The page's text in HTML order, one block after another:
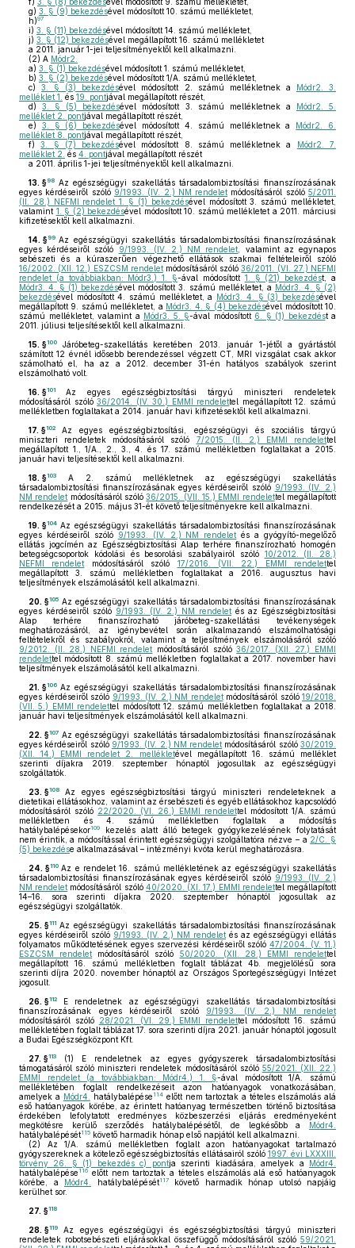
g) 3. § (9) bekezdésével módosított 10. számú mellékletet,
h)97
i) 3. § (11) bekezdésével módosított 14. számú mellékletet,
j) 3. § (12) bekezdésével megállapított 16. számú mellékletet
a 2011. január 1-jei teljesítményektől kell alkalmazni.
(2) A Módr2.
a) 3. § (1) bekezdésével módosított 1. számú mellékletet,
b) 3. § (2) bekezdésével módosított 1/A. számú mellékletet,
c)
3. § (3) bekezdésével módosított 2. számú mellékletnek a Módr2. 3.
melléklet 1. és 19. pontjával megállapított részét,
d)
3. § (5) bekezdésével módosított 3. számú mellékletnek a Módr2. 5.
melléklet 2. pontjával megállapított részét,
e)
3. § (6) bekezdésével módosított 4. számú mellékletnek a Módr2. 6.
melléklet 8. pontjával megállapított részét,
f)
3. § (7) bekezdésével módosított 8. számú mellékletnek a
Módr2. 7.
melléklet 2. és 4. pontjával megállapított részét
a 2011. április 1-jei teljesítményektől kell alkalmazni.
13. §98 Az egészségügyi szakellátás társadalombiztosítási finanszírozásának
egyes kérdéseiről szóló 9/1993. (IV. 2.) NM rendelet módosításáról szóló5/2011.
(II. 28.) NEFMI rendelet 1. § (1) bekezdésével módosított 3. számú mellékletet,
valamint 1. § (2) bekezdésével módosított 10. számú mellékletet a 2011. márciusi
kifizetésektől kell alkalmazni.
14. §99 Az egészségügyi szakellátás társadalombiztosítási finanszírozásának
egyes kérdéseiről szóló
9/1993. (IV. 2.) NM rendelet , valamint az egynapos
sebészeti és a kúraszerűen végezhető ellátások szakmai feltételeiről szóló
16/2002. (XII. 12.) ESZCSM rendeletmódosításáról szóló36/2011. (VI. 27.) NEFMI
rendelet (a továbbiakban: Módr3.) 1. §-ával módosított 1. § (21) bekezdést, a
Módr3. 4. § (1) bekezdésével módosított 3. számú mellékletet, a Módr3. 4. § (2)
bekezdésével módosított 4. számú mellékletet, a Módr3. 4. § (3) bekezdésével
megállapított 9. számú mellékletet, a Módr3. 4. § (4) bekezdésével módosított 10.
számú mellékletet, valamint a Módr3. 5. §-ával módosított 6. § (1) bekezdést a
2011. júliusi teljesítésektől kell alkalmazni.
15. §100
Járóbeteg-szakellátás keretében 2013. január 1-jétől a gyártástól
számított 12 évnél idősebb berendezéssel végzett CT, MRI vizsgálat csak akkor
számolható el, ha az a 2012. december 31-én hatályos szabályok szerint
elszámolható volt.
16. §101
Az egyes egészségbiztosítási tárgyú miniszteri rendeletek
módosításáról szóló36/2014. (IV. 30.) EMMI rendelettel megállapított 12. számú
mellékletben foglaltakat a 2014. január havi kifizetésektől kell alkalmazni.
17. §102
Az egyes egészségbiztosítási, egészségügyi és szociális tárgyú
miniszteri rendeletek módosításáról szóló 7/2015. (II. 2.) EMMI rendelettel
megállapított 1., 1/A., 2., 3., 4. és 17. számú mellékletben foglaltakat a 2015.
január havi teljesítésektől kell alkalmazni.
18. §103
A 2. számú mellékletnek az egészségügyi szakellátás
társadalombiztosítási finanszírozásának egyes kérdéseiről szóló 9/1993. (IV. 2.)
NM rendelet módosításáról szóló36/2015. (VII. 15.) EMMI rendelettel megállapított
rendelkezését a 2015. május 31-ét követő teljesítményekre kell alkalmazni.
19. §104 Az egészségügyi szakellátás társadalombiztosítási finanszírozásának
egyes kérdéseiről szóló 9/1993. (IV. 2.) NM rendelet és a gyógyító-megelőző
ellátás jogcímén az Egészségbiztosítási Alap terhére finanszírozható homogén
betegségcsoportok kódolási és besorolási szabályairól szóló 10/2012. (II. 28.)
NEFMI rendelet módosításáról szóló 17/2016. (VII. 22.) EMMI rendelettel
megállapított 3. számú mellékletben foglaltakat a 2016. augusztus havi
teljesítmények elszámolásától kell alkalmazni.
20. §105 Az egészségügyi szakellátás társadalombiztosítási finanszírozásának
egyes kérdéseiről szóló 9/1993. (IV. 2.) NM rendelet és az Egészségbiztosítási
Alap terhére finanszírozható járóbeteg-szakellátási tevékenységek
meghatározásáról, az igénybevétel során alkalmazandó elszámolhatósági
feltételekről és szabályokról, valamint a teljesítmények elszámolásáról szóló
9/2012. (II. 28.) NEFMI rendelet módosításáról szóló36/2017. (XII. 27.) EMMI
rendelettel módosított 8. számú mellékletben foglaltakat a 2017. november havi
teljesítmények elszámolásától kell alkalmazni.
21. §106 Az egészségügyi szakellátás társadalombiztosítási finanszírozásának
egyes kérdéseiről szóló 9/1993. (IV. 2.) NM rendeletmódosításáról szóló 19/2018.
(VII. 5.) EMMI rendelettel módosított 12. számú mellékletben foglaltakat a 2018.
január havi teljesítmények elszámolásától kell alkalmazni.
22. §107 Az egészségügyi szakellátás társadalombiztosítási finanszírozásának
egyes kérdéseiről szóló 9/1993. (IV. 2.) NM rendelet módosításáról szóló30/2019.
(XII. 14.) EMMI rendelet 2. mellékletével megállapított 16. számú melléklet
szerinti díjakra 2019. szeptember hónaptól jogosultak az egészségügyi
szolgáltatók.
23. §108
Az egyes egészségbiztosítási tárgyú miniszteri rendeleteknek a
dietetikai ellátásokhoz, valamint az érsebészeti és egyéb ellátásokhoz kapcsolódó
módosításáról szóló 22/2020. (VI. 26.) EMMI rendelettel módosított 1/A. számú
mellékletben és 4. számú mellékletben foglaltak a módosítás
hatálybalépésekor109
kezelés alatt álló betegek gyógykezelésének folytatását
nem érintik, a módosítással érintett egészségügyi szolgáltatóra nézve – a 2/C. §
(5) bekezdése alkalmazásával – intézményi kvóta kerül meghatározásra.
24. §110 Az e rendelet 16. számú mellékletének az egészségügyi szakellátás
társadalombiztosítási finanszírozásának egyes kérdéseiről szóló 9/1993. (IV. 2.)
NM rendelet módosításáról szóló 40/2020. (XI. 17.) EMMI rendelettel megállapított
14–16. sora szerinti díjakra 2020. szeptember hónaptól jogosultak az
egészségügyi szolgáltatók.
25. §111 Az egészségügyi szakellátás társadalombiztosítási finanszírozásának
egyes kérdéseiről szóló 9/1993. (IV. 2.) NM rendelet és az egészségügyi ellátás
folyamatos működtetésének egyes szervezési kérdéseiről szóló47/2004. (V. 11.)
ESZCSM rendelet módosításáról szóló 50/2020. (XII. 28.) EMMI rendelettel
megállapított 16. számú mellékletben foglalt táblázat 4b. megjelölésű sora
szerinti díjra 2020. november hónaptól az Országos Sportegészségügyi Intézet
jogosult.
26. §112
E rendeletnek az egészségügyi szakellátás társadalombiztosítási
finanszírozásának egyes kérdéseiről szóló 9/1993. (IV. 2.) NM rendelet
módosításáról szóló 28/2021. (VI. 29.) EMMI rendelettel módosított 16. számú
mellékletében foglalt táblázat 17. sora szerinti díjra 2021. január hónaptól jogosult
a Budai Egészségközpont Kft.
27. §113 (1) E rendeletnek az egyes gyógyszerek társadalombiztosítási
támogatásáról szóló miniszteri rendeletek módosításáról szóló 55/2021. (XII. 22.)
EMMI rendelet (a továbbiakban: Módr4.) 1. §-ával módosított 1/A. számú
mellékletében foglalt rendelkezéseit azon hatóanyagok vonatkozásában,
amelyek a Módr4. hatálybalépése 114előtt nem tartoztak a tételes elszámolás alá
eső hatóanyagok körébe, az érintett hatóanyag természetben történő biztosítása
érdekében lefolytatott eredményes közbeszerzési eljárás eredményeként
megkötésre kerülő szerződés hatálybalépésétől, de legkésőbb a Módr4.
hatálybalépését115 követő harmadik hónap első napjától kell alkalmazni.
(2) Az 1/A. számú mellékletben foglalt azon hatóanyagokat tartalmazó
gyógyszereknek a kötelező egészségbiztosítás ellátásairól szóló 1997. évi LXXXIII.
törvény 26. § (1) bekezdés c) pontja szerinti kiadására, amelyek a Módr4.
hatálybalépése 116 előtt nem tartoztak a tételes elszámolás alá eső hatóanyagok
körébe, a Módr4. hatálybalépését117követő harmadik hónap utolsó napjáig
kerülhet sor.
27. §118
28. §119
Az egyes egészségügyi és egészségbiztosítási tárgyú miniszteri
rendeletek robotsebészeti eljárásokkal összefüggő módosításáról szóló 59/2021.